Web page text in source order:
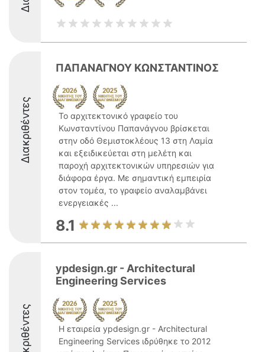
Διακριθέντες
ΠΑΠΑΝΑΓΝΟΥ ΚΩΝΣΤΑΝΤΙΝΟΣ
Το αρχιτεκτονικό γραφείο του
Κωνσταντίνου Παπανάγνου βρίσκεται
στην οδό Θεμιστοκλέους 13 στη Λαμία
και εξειδικεύεται στη μελέτη και
παροχή αρχιτεκτονικών υπηρεσιών για
διάφορα έργα. Με σημαντική εμπειρία
στον τομέα, το γραφείο αναλαμβάνει
ενεργειακές ...
8.1
Διακριθέντες
ypdesign.gr - Architectural
Engineering Services
Η εταιρεία ypdesign.gr - Architectural
Engineering Services ιδρύθηκε το 2012